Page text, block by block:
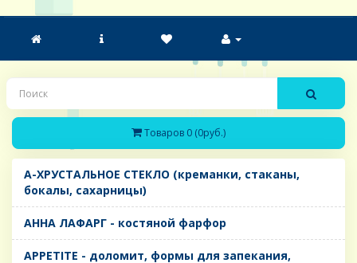
Товаров 0 (0руб.)
A-ХРУСТАЛЬНОЕ СТЕКЛО (креманки, стаканы,
бокалы, сахарницы)
AHHA ЛАФАРГ - костяной фарфор
APPETITE - доломит, формы для запекания,